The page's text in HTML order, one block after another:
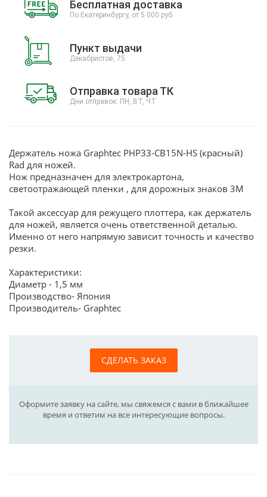
Бесплатная доставка
По Екатеринбургу, от 5 000 руб.
Пункт выдачи
Декабристов, 75
Отправка товара ТК
Дни отправок: ПН, ВТ, ЧТ
Держатель ножа Graphtec PHP33-CB15N-HS (красный)
Rad для ножей.
Нож предназначен для электрокартона,
светоотражающей пленки , для дорожных знаков 3М
Такой аксессуар для режущего плоттера, как держатель
для ножей, является очень ответственной деталью.
Именно от него напрямую зависит точность и качество
резки.
Характеристики:
Диаметр - 1,5 мм
Производство- Япония
Производитель- Graphtec
СДЕЛАТЬ ЗАКАЗ
Оформите заявку на сайте, мы свяжемся с вами в ближайшее
время и ответим на все интересующие вопросы.